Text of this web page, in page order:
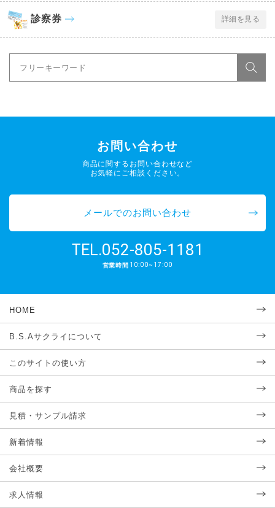
診察券 詳細を見る
お問い合わせ
商品に関するお問い合わせなど
お気軽にご相談ください。
メールでのお問い合わせ
TEL.052-805-1181
営業時間 10:00~17:00
HOME
B.S.Aサクライについて
このサイトの使い方
商品を探す
見積・サンプル請求
新着情報
会社概要
求人情報